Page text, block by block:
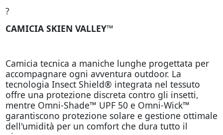
?
CAMICIA SKIEN VALLEY™
Camicia tecnica a maniche lunghe progettata per
accompagnare ogni avventura outdoor. La
tecnologia Insect Shield® integrata nel tessuto
offre una protezione discreta contro gli insetti,
mentre Omni-Shade™ UPF 50 e Omni-Wick™
garantiscono protezione solare e gestione ottimale
dell'umidità per un comfort che dura tutto il